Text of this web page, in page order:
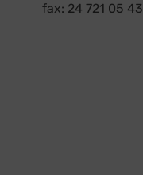
fax: 24 721 05 43